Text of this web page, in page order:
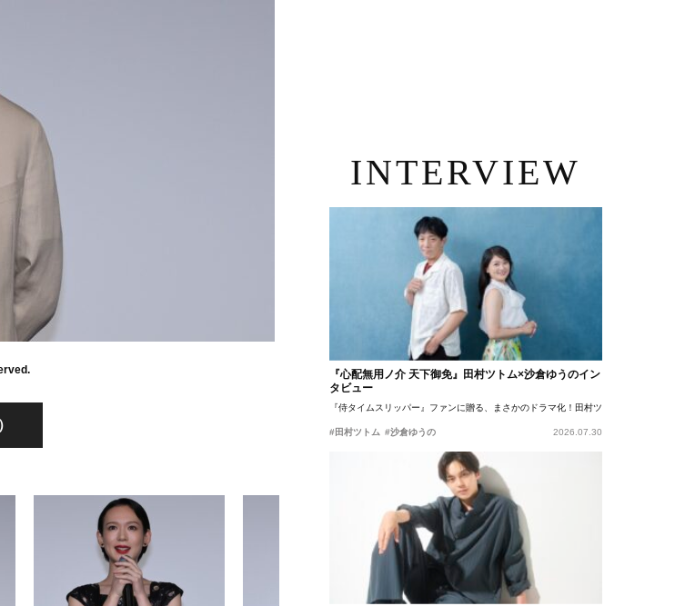
INTERVIEW
『心配無用ノ介 天下御免』田村ツトム×沙倉ゆうのイン
タビュー
『侍タイムスリッパー』ファンに贈る、まさかのドラマ化！田村ツトム×沙倉ゆうのが語
#田村ツトム #沙倉ゆうの 2026.07.30